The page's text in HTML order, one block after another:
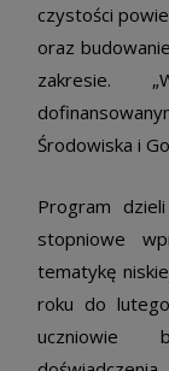
czystości
oraz
zakresie.
Środowiska i
Program
stopniowe
tematykę
roku do
uczniowie